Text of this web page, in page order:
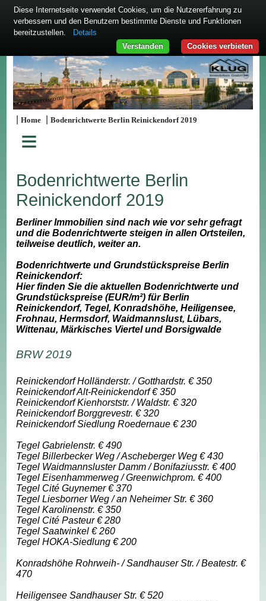
|Home |Bodenrichtwerte Berlin Reinickendorf 2019
≡
Bodenrichtwerte Berlin
Reinickendorf 2019
Berliner Immobilien sind nach wie vor sehr gefragt
und die Bodenrichtwerte steigen in allen Ortsteilen,
teilweise deutlich, weiter an.
Bodenrichtwerte und Grundstückspreise Berlin
Reinickendorf:
Hier finden Sie die aktuellen Bodenrichtwerte und
Grundstückspreise (EUR/m²) für Berlin
Reinickendorf, Tegel, Konradshöhe, Heiligensee,
Frohnau, Hermsdorf, Waidmannslust, Lübars,
Wittenau, Märkisches Viertel und Borsigwalde
BRW 2019
Reinickendorf Holländerstr. / Gotthardstr. € 350
Reinickendorf Alt-Reinickendorf € 350
Reinickendorf Kienhorststr. / Waldstr. € 320
Reinickendorf Borggrevestr. € 320
Reinickendorf Siedlung Roedernaue € 230
Tegel Gabrielenstr. € 490
Tegel Billerbecker Weg / Ascheberger Weg € 430
Tegel Waidmannsluster Damm / Bonifaziusstr. € 400
Tegel Eisenhammerweg / Greenwichprom. € 400
Tegel Cité Guynemer € 370
Tegel Liesborner Weg / an Neheimer Str. € 360
Tegel Karolinenstr. € 350
Tegel Cité Pasteur € 280
Tegel Saatwinkel € 260
Tegel HOKA-Siedlung € 200
Konradshöhe Rohrweih- / Sandhauser Str. / Beatestr. €
470
Heiligensee Sandhauser Str. € 520
Diese Internetseite verwendet Cookies, um die Nutzererfahrung zu
verbessern und den Benutzern bestimmte Dienste und Funktionen
bereitzustellen.
Details
Cookies verbieten
Verstanden